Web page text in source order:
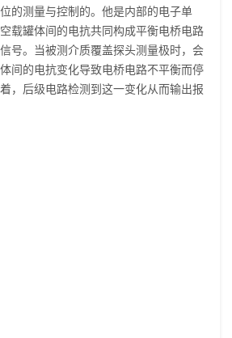
的测量与控制的。他是内部的电子单
载罐体间的电抗共同构成平衡电桥电路
号。当被测介质覆盖探头测量极时，会
间的电抗变化导致电桥电路不平衡而停
，后级电路检测到这一变化从而输出报